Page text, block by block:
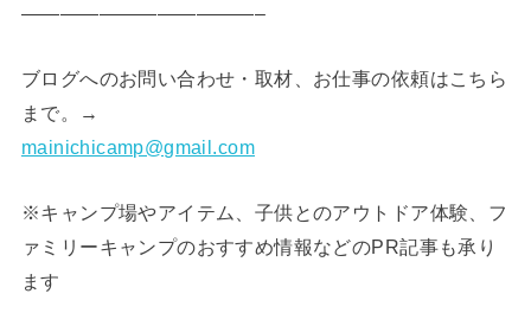
————————————–
ブログへのお問い合わせ・取材、お仕事の依頼はこちら
まで。→
mainichicamp@gmail.com
※キャンプ場やアイテム、子供とのアウトドア体験、フ
ァミリーキャンプのおすすめ情報などのPR記事も承り
ます